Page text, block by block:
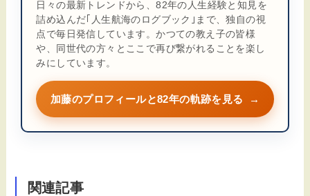
日々の最新トレンドから、82年の人生経験と知見を
詰め込んだ｢人生航海のログブック｣まで、独自の視
点で毎日発信しています。かつての教え子の皆様
や、同世代の方々とここで再び繋がれることを楽し
みにしています。
加藤のプロフィールと82年の軌跡を見る →
関連記事